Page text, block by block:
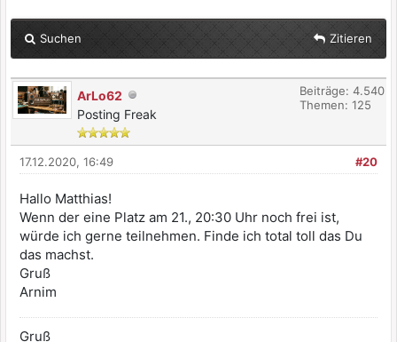
Suchen Zitieren
ArLo62
Posting Freak
Beiträge: 4.540
Themen: 125
#20
17.12.2020, 16:49
Hallo Matthias!
Wenn der eine Platz am 21., 20:30 Uhr noch frei ist,
würde ich gerne teilnehmen. Finde ich total toll das Du
das machst.
Gruß
Arnim
Gruß